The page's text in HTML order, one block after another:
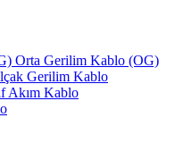
Orta Gerilim Kablo (OG)
Gerilim Kablo
Akım Kablo